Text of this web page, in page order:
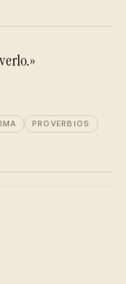
PROVERBIOS